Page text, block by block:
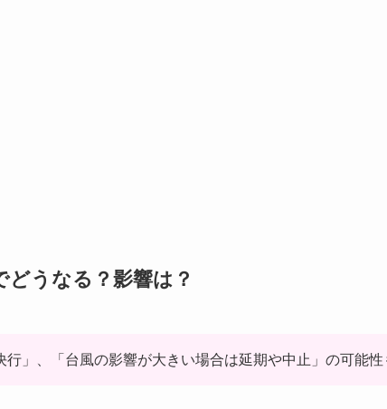
どうなる？影響は？
」、「台風の影響が大きい場合は延期や中止」の可能性